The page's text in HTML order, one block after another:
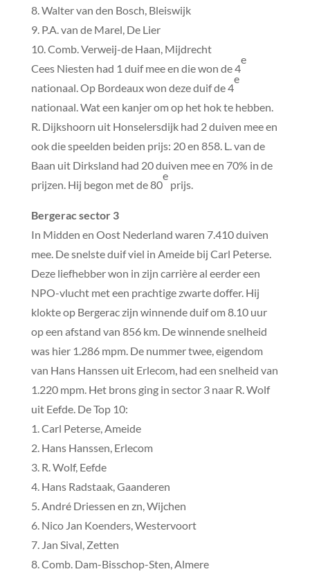
8. Walter van den Bosch, Bleiswijk
9. P.A. van de Marel, De Lier
10. Comb. Verweij-de Haan, Mijdrecht
Cees Niesten had 1 duif mee en die won de 4
e
nationaal. Op Bordeaux won deze duif de 4
e
nationaal. Wat een kanjer om op het hok te hebben.
R. Dijkshoorn uit Honselersdijk had 2 duiven mee en
ook die speelden beiden prijs: 20 en 858. L. van de
Baan uit Dirksland had 20 duiven mee en 70% in de
prijzen. Hij begon met de 80
e
prijs.
Bergerac sector 3
In Midden en Oost Nederland waren 7.410 duiven
mee. De snelste duif viel in Ameide bij Carl Peterse.
Deze liefhebber won in zijn carrière al eerder een
NPO-vlucht met een prachtige zwarte doffer. Hij
klokte op Bergerac zijn winnende duif om 8.10 uur
op een afstand van 856 km. De winnende snelheid
was hier 1.286 mpm. De nummer twee, eigendom
van Hans Hanssen uit Erlecom, had een snelheid van
1.220 mpm. Het brons ging in sector 3 naar R. Wolf
uit Eefde. De Top 10:
1. Carl Peterse, Ameide
2. Hans Hanssen, Erlecom
3. R. Wolf, Eefde
4. Hans Radstaak, Gaanderen
5. André Driessen en zn, Wijchen
6. Nico Jan Koenders, Westervoort
7. Jan Sival, Zetten
8. Comb. Dam-Bisschop-Sten, Almere